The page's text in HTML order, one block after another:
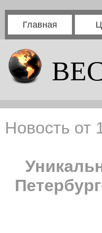
Главная
Новость от